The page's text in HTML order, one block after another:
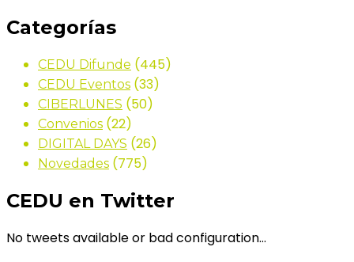
Categorías
CEDU Difunde (445)
CEDU Eventos (33)
CIBERLUNES (50)
Convenios (22)
DIGITAL DAYS (26)
Novedades (775)
CEDU en Twitter
No tweets available or bad configuration...